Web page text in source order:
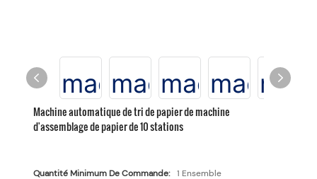
Machine automatique de tri de papier de machine
d'assemblage de papier de 10 stations
Quantité Minimum De Commande:
1 Ensemble